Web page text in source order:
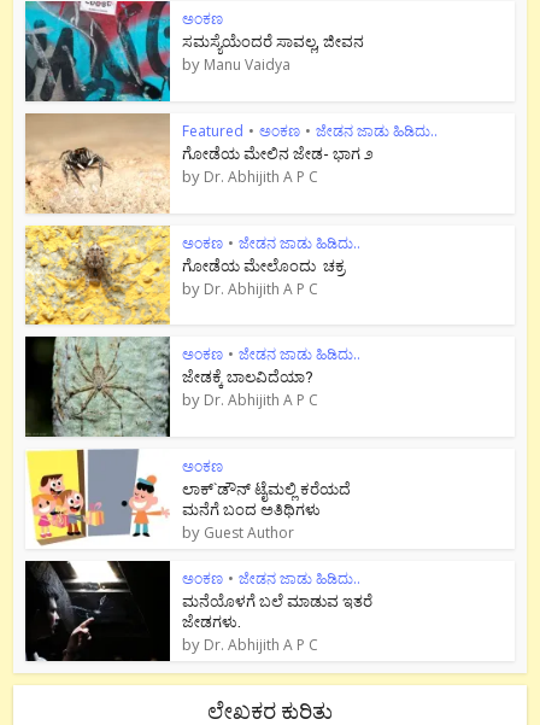
ಅಂಕಣ
ಸಮಸ್ಯೆಯೆಂದರೆ ಸಾವಲ್ಲ, ಜೀವನ
by Manu Vaidya
Featured • ಅಂಕಣ • ಜೇಡನ ಜಾಡು ಹಿಡಿದು..
ಗೋಡೆಯ ಮೇಲಿನ ಜೇಡ- ಭಾಗ ೨
by Dr. Abhijith A P C
ಅಂಕಣ • ಜೇಡನ ಜಾಡು ಹಿಡಿದು..
ಗೋಡೆಯ ಮೇಲೊಂದು ಚಕ್ರ
by Dr. Abhijith A P C
ಅಂಕಣ • ಜೇಡನ ಜಾಡು ಹಿಡಿದು..
ಜೇಡಕ್ಕೆ ಬಾಲವಿದೆಯಾ?
by Dr. Abhijith A P C
ಅಂಕಣ
ಲಾಕ್`ಡೌನ್ ಟೈಮಲ್ಲಿ ಕರೆಯದೆ
ಮನೆಗೆ ಬಂದ ಅತಿಥಿಗಳು
by Guest Author
ಅಂಕಣ • ಜೇಡನ ಜಾಡು ಹಿಡಿದು..
ಮನೆಯೊಳಗೆ ಬಲೆ ಮಾಡುವ ಇತರೆ
ಜೇಡಗಳು.
by Dr. Abhijith A P C
ಲೇಖಕರ ಕುರಿತು